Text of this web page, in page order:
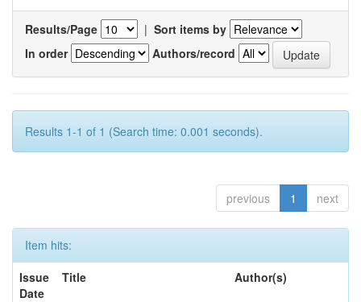
Results/Page | Sort items by
In order
Authors/record
Results 1-1 of 1 (Search time: 0.001 seconds).
previous 1 next
Item hits:
Issue
Date
Title Author(s)